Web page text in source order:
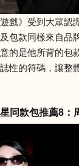
戲》受到大眾認
包款同樣來自品
的是他所背的包
性的符碼，讓整
同款包推薦8：